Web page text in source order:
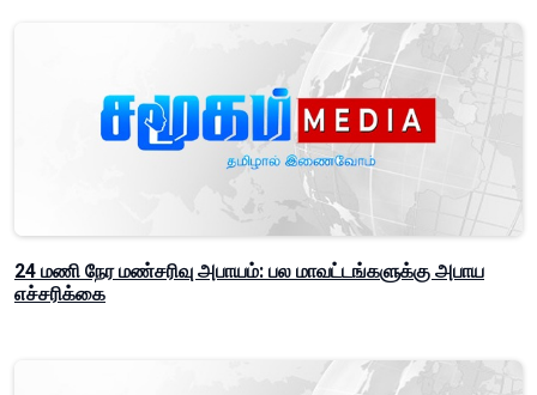
24 மணி நேர மண்சரிவு அபாயம்: பல மாவட்டங்களுக்கு அபாய
எச்சரிக்கை